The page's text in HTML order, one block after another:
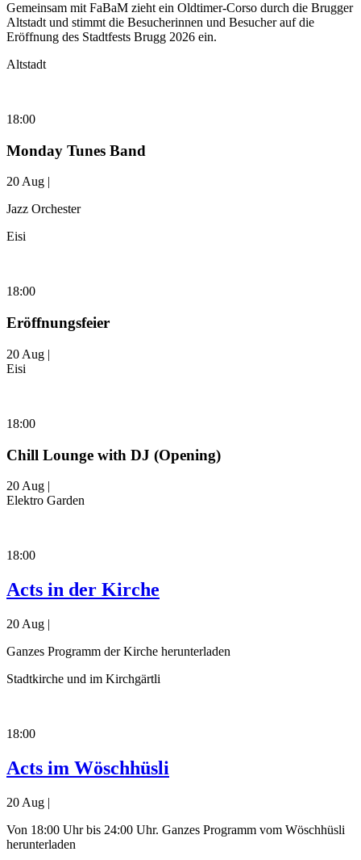
Gemeinsam mit FaBaM zieht ein Oldtimer-Corso durch die Brugger
Altstadt und stimmt die Besucherinnen und Besucher auf die
Eröffnung des Stadtfests Brugg 2026 ein.
Altstadt
18:00
Monday Tunes Band
20 Aug |
Jazz Orchester
Eisi
18:00
Eröffnungsfeier
20 Aug |
Eisi
18:00
Chill Lounge with DJ (Opening)
20 Aug |
Elektro Garden
18:00
Acts in der Kirche
20 Aug |
Ganzes Programm der Kirche herunterladen
Stadtkirche und im Kirchgärtli
18:00
Acts im Wöschhüsli
20 Aug |
Von 18:00 Uhr bis 24:00 Uhr. Ganzes Programm vom Wöschhüsli
herunterladen